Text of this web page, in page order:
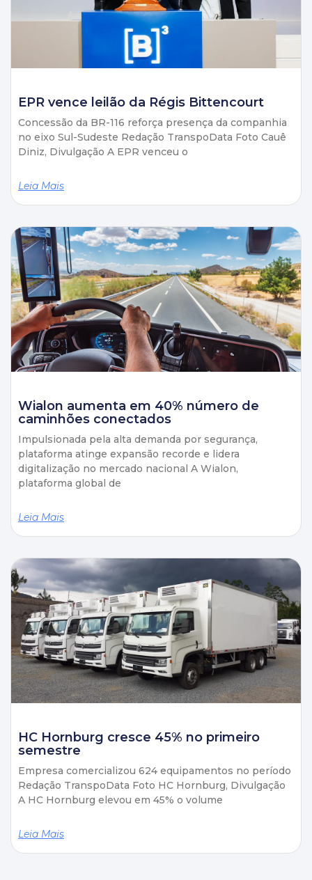
EPR vence leilão da Régis Bittencourt
Concessão da BR-116 reforça presença da companhia
no eixo Sul-Sudeste Redação TranspoData Foto Cauê
Diniz, Divulgação A EPR venceu o
Leia Mais
Wialon aumenta em 40% número de
caminhões conectados
Impulsionada pela alta demanda por segurança,
plataforma atinge expansão recorde e lidera
digitalização no mercado nacional A Wialon,
plataforma global de
Leia Mais
HC Hornburg cresce 45% no primeiro
semestre
Empresa comercializou 624 equipamentos no período
Redação TranspoData Foto HC Hornburg, Divulgação
A HC Hornburg elevou em 45% o volume
Leia Mais